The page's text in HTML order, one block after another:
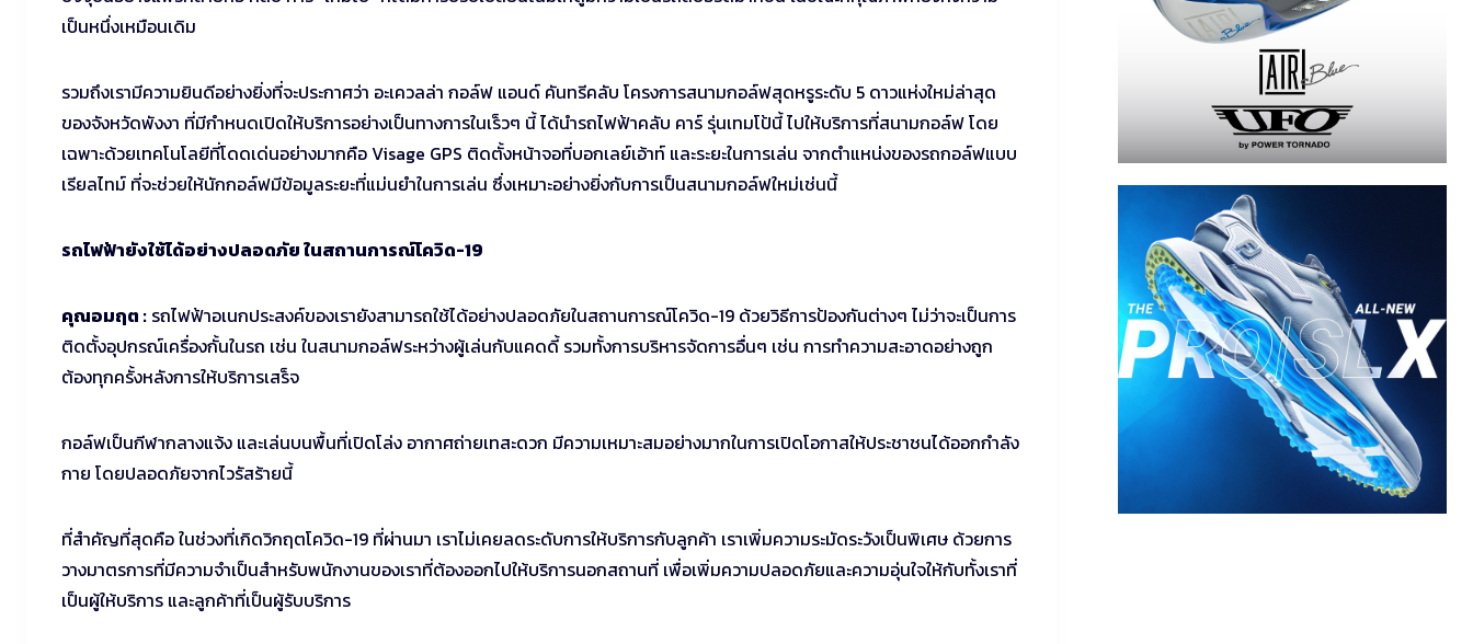
เป็นหนึ่งเหมือนเดิม
รวมถึงเรามีความยินดีอย่างยิ่งที่จะประกาศว่า อะเควลล่า กอล์ฟ แอนด์ คันทรีคลับ โครงการสนามกอล์ฟสุดหรูระดับ 5 ดาวแห่งใหม่ล่าสุด
ของจังหวัดพังงา ที่มีกำหนดเปิดให้บริการอย่างเป็นทางการในเร็วๆ นี้ ได้นำรถไฟฟ้าคลับ คาร์ รุ่นเทมโป้นี้ ไปให้บริการที่สนามกอล์ฟ โดย
เฉพาะด้วยเทคโนโลยีที่โดดเด่นอย่างมากคือ Visage GPS ติดตั้งหน้าจอที่บอกเลย์เอ้าท์ และระยะในการเล่น จากตำแหน่งของรถกอล์ฟแบบ
เรียลไทม์ ที่จะช่วยให้นักกอล์ฟมีข้อมูลระยะที่แม่นยำในการเล่น ซึ่งเหมาะอย่างยิ่งกับการเป็นสนามกอล์ฟใหม่เช่นนี้
รถไฟฟ้ายังใช้ได้อย่างปลอดภัย ในสถานการณ์โควิด-19
คุณอมฤต : รถไฟฟ้าอเนกประสงค์ของเรายังสามารถใช้ได้อย่างปลอดภัยในสถานการณ์โควิด-19 ด้วยวิธีการป้องกันต่างๆ ไม่ว่าจะเป็นการ
ติดตั้งอุปกรณ์เครื่องกั้นในรถ เช่น ในสนามกอล์ฟระหว่างผู้เล่นกับแคดดี้ รวมทั้งการบริหารจัดการอื่นๆ เช่น การทำความสะอาดอย่างถูก
ต้องทุกครั้งหลังการให้บริการเสร็จ
กอล์ฟเป็นกีฬากลางแจ้ง และเล่นบนพื้นที่เปิดโล่ง อากาศถ่ายเทสะดวก มีความเหมาะสมอย่างมากในการเปิดโอกาสให้ประชาชนได้ออกกำลัง
กาย โดยปลอดภัยจากไวรัสร้ายนี้
ที่สำคัญที่สุดคือ ในช่วงที่เกิดวิกฤตโควิด-19 ที่ผ่านมา เราไม่เคยลดระดับการให้บริการกับลูกค้า เราเพิ่มความระมัดระวังเป็นพิเศษ ด้วยการ
วางมาตรการที่มีความจำเป็นสำหรับพนักงานของเราที่ต้องออกไปให้บริการนอกสถานที่ เพื่อเพิ่มความปลอดภัยและความอุ่นใจให้กับทั้งเราที่
เป็นผู้ให้บริการ และลูกค้าที่เป็นผู้รับบริการ